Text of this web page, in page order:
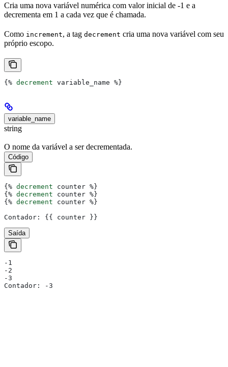
Cria uma nova variável numérica com valor inicial de -1 e a
decrementa em 1 a cada vez que é chamada.
Como increment, a tag decrement cria uma nova variável com seu
próprio escopo.
{% decrement variable_name %}
variable_name
string
O nome da variável a ser decrementada.
Código
{% decrement counter %}
{% decrement counter %}
{% decrement counter %}
Contador: {{ counter }}
Saída
-1
-2
-3
Contador: -3